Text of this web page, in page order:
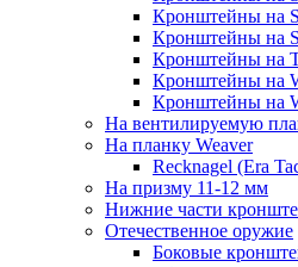
Кронштейны на
Кронштейны на
Кронштейны на
Кронштейны на
Кронштейны на
На вентилируемую
На планку Weaver
Recknagel (Era
На призму 11-12 мм
Нижние части
Отечественное оружие
Боковые